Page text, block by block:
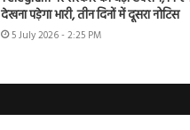
देखना पड़ेगा भारी, तीन दिनों में दूसरा नोटिस
5 July 2026 - 2:25 PM